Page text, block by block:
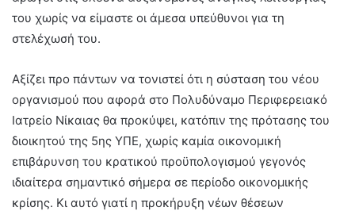
του χωρίς να είμαστε οι άμεσα υπεύθυνοι για τη
στελέχωσή του.
Αξίζει προ πάντων να τονιστεί ότι η σύσταση του νέου
οργανισμού που αφορά στο Πολυδύναμο Περιφερειακό
Ιατρείο Νίκαιας θα προκύψει, κατόπιν της πρότασης του
διοικητού της 5ης ΥΠΕ, χωρίς καμία οικονομική
επιβάρυνση του κρατικού προϋπολογισμού γεγονός
ιδιαίτερα σημαντικό σήμερα σε περίοδο οικονομικής
κρίσης. Κι αυτό γιατί η προκήρυξη νέων θέσεων